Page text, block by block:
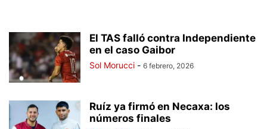
El TAS falló contra Independiente
en el caso Gaibor
Sol Morucci - 6 febrero, 2026
Ruíz ya firmó en Necaxa: los
números finales